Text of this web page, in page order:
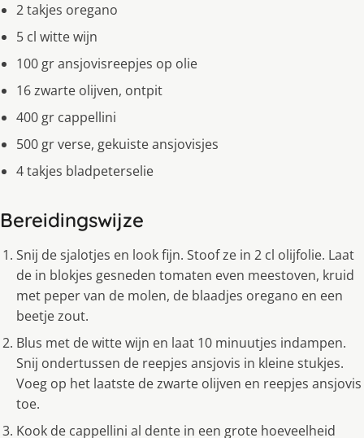
2 takjes oregano
5 cl witte wijn
100 gr ansjovisreepjes op olie
16 zwarte olijven, ontpit
400 gr cappellini
500 gr verse, gekuiste ansjovisjes
4 takjes bladpeterselie
Bereidingswijze
Snij de sjalotjes en look fijn. Stoof ze in 2 cl olijfolie. Laat
de in blokjes gesneden tomaten even meestoven, kruid
met peper van de molen, de blaadjes oregano en een
beetje zout.
Blus met de witte wijn en laat 10 minuutjes indampen.
Snij ondertussen de reepjes ansjovis in kleine stukjes.
Voeg op het laatste de zwarte olijven en reepjes ansjovis
toe.
Kook de cappellini al dente in een grote hoeveelheid